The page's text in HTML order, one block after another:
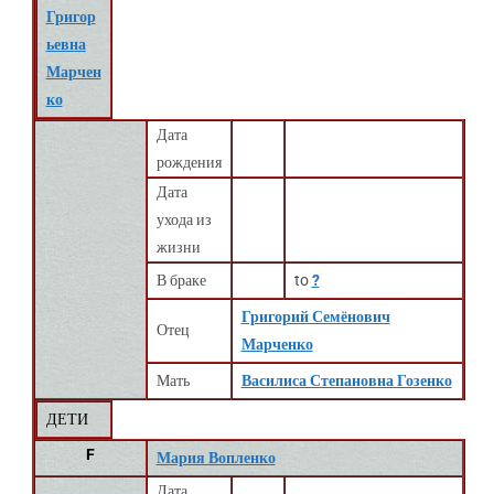
Григор
ьевна
Марчен
ко
Дата
рождения
Дата
ухода из
жизни
В браке
to?
Отец
Григорий Семёнович
Марченко
Мать Василиса Степановна Гозенко
ДЕТИ
F
Мария Вопленко